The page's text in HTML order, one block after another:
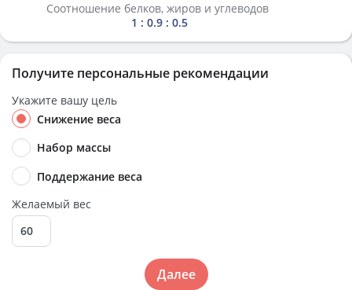
Соотношение белков, жиров и углеводов
1 : 0.9 : 0.5
Получите персональные рекомендации
Укажите вашу цель
Снижение веса
Набор массы
Поддержание веса
Желаемый вес
Далее